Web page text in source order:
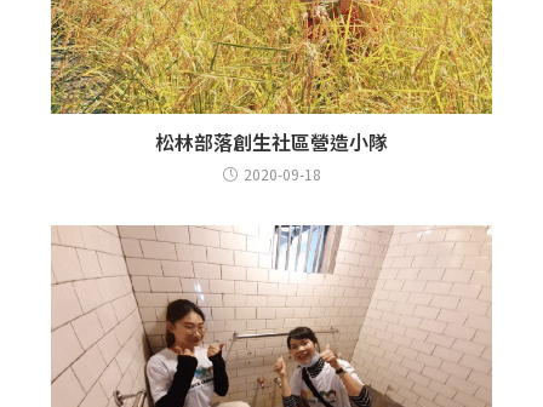
松林部落創生社區營造小隊
2020-09-18